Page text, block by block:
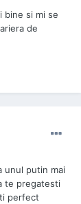
bine si mi se
de
unul putin mai
te pregatesti
perfect